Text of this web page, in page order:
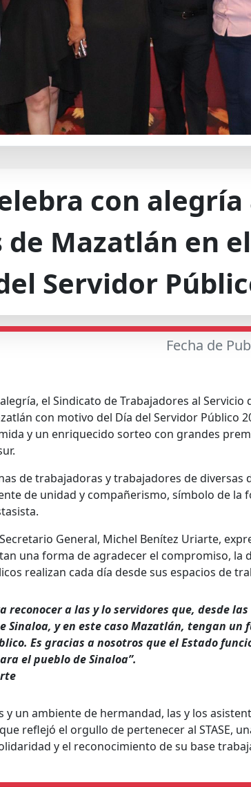
con
de Mazatlán en
Servidor
Fecha de
el Sindicato de Trabajadores al Servicio
con motivo del Día del Servidor Público
y un enriquecido sorteo con grandes
de trabajadoras y trabajadores de diversas
de unidad y compañerismo, símbolo de la
General, Michel Benítez Uriarte,
una forma de agradecer el compromiso, la
realizan cada día desde sus espacios de
reconocer a las y lo servidores que, desde
Sinaloa, y en este caso Mazatlán, tengan
Es gracias a nosotros que el Estado
el pueblo de Sinaloa”.
y un ambiente de hermandad, las y los
reflejó el orgullo de pertenecer al STASE,
y el reconocimiento de su base